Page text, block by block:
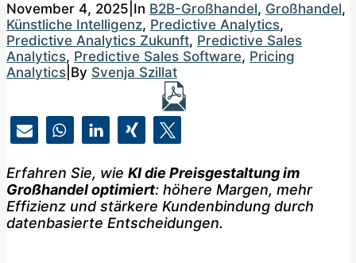
November 4, 2025 In B2B-Großhandel, Großhandel,
Künstliche Intelligenz, Predictive Analytics,
Predictive Analytics Zukunft, Predictive Sales
Analytics, Predictive Sales Software, Pricing
Analytics By Svenja Szillat
Erfahren Sie, wie KI die Preisgestaltung im
Großhandel optimiert: höhere Margen, mehr
Effizienz und stärkere Kundenbindung durch
datenbasierte Entscheidungen.